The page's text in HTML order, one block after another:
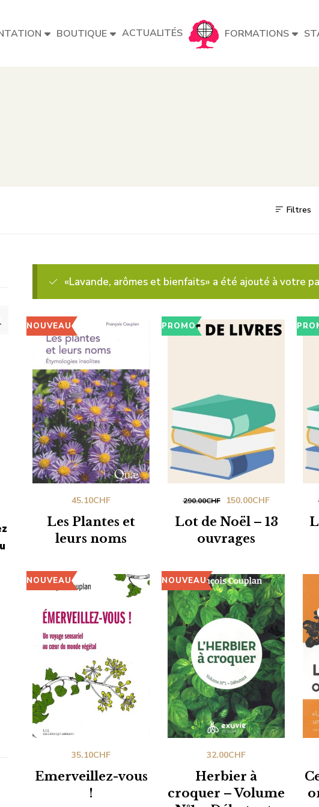
BOUTIQUE ACTUALITÉS FORMATIONS
Filtres
«Lavande, arômes et bienfaits» a été ajouté à votre
NOUVEAU
Les Plantes et
leurs noms
45.10CHF
PROMO
Lot de Noël – 13
ouvrages
290.00CHF
Le
prix
150.00CHFLe
prix
NOUVEAU
Emerveillez-vous
!
35.10CHF
NOUVEAU
Herbier à
croquer – Volume
32.00CHF